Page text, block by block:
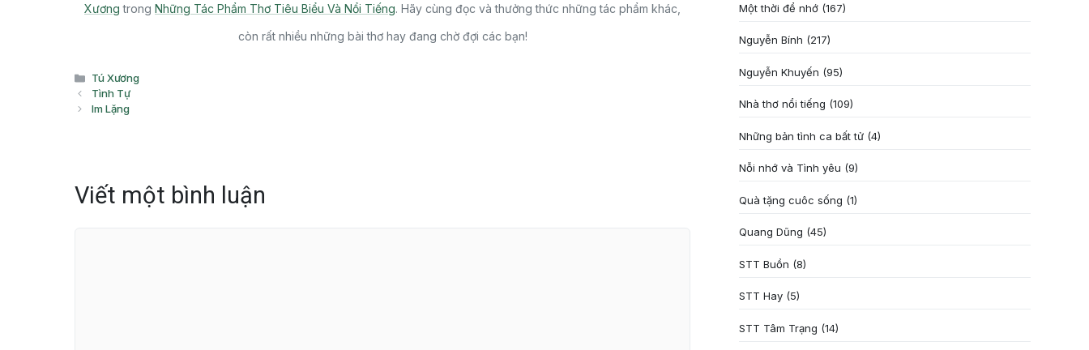
Xương trong Những Tác Phẩm Thơ Tiêu Biểu Và Nổi Tiếng. Hãy cùng đọc và thưởng thức những tác phẩm khác,
còn rất nhiều những bài thơ hay đang chờ đợi các bạn!
Danh
mục
Tú Xương
Tình Tự
Im Lặng
Viết một bình luận
Một thời để nhớ (167)
Nguyễn Bính (217)
Nguyễn Khuyến (95)
Nhà thơ nổi tiếng (109)
Những bản tình ca bất tử (4)
Nỗi nhớ và Tình yêu (9)
Quà tặng cuôc sống (1)
Quang Dũng (45)
STT Buồn (8)
STT Hay (5)
STT Tâm Trạng (14)